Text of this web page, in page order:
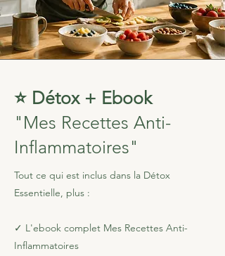
⭐ Détox + Ebook
"Mes Recettes Anti-
Inflammatoires"
Tout ce qui est inclus dans la Détox
Essentielle, plus :
✓ L'ebook complet Mes Recettes Anti-
Inflammatoires